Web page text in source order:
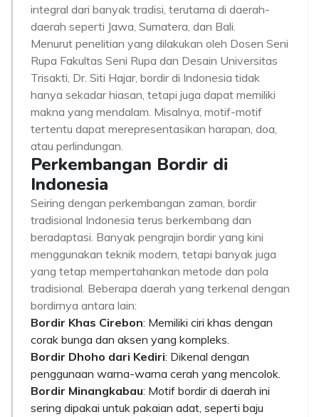
integral dari banyak tradisi, terutama di daerah-
daerah seperti Jawa, Sumatera, dan Bali.
Menurut penelitian yang dilakukan oleh Dosen Seni
Rupa Fakultas Seni Rupa dan Desain Universitas
Trisakti, Dr. Siti Hajar, bordir di Indonesia tidak
hanya sekadar hiasan, tetapi juga dapat memiliki
makna yang mendalam. Misalnya, motif-motif
tertentu dapat merepresentasikan harapan, doa,
atau perlindungan.
Perkembangan Bordir di
Indonesia
Seiring dengan perkembangan zaman, bordir
tradisional Indonesia terus berkembang dan
beradaptasi. Banyak pengrajin bordir yang kini
menggunakan teknik modern, tetapi banyak juga
yang tetap mempertahankan metode dan pola
tradisional. Beberapa daerah yang terkenal dengan
bordirnya antara lain:
Bordir Khas Cirebon: Memiliki ciri khas dengan
corak bunga dan aksen yang kompleks.
Bordir Dhoho dari Kediri: Dikenal dengan
penggunaan warna-warna cerah yang mencolok.
Bordir Minangkabau: Motif bordir di daerah ini
sering dipakai untuk pakaian adat, seperti baju